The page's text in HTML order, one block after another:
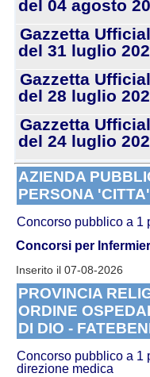
del 04 agosto
Gazzetta
del 31 luglio
Gazzetta
del 28 luglio
Gazzetta
del 24 luglio
AZIENDA
PERSONA
Concorso pubblico a 1
Concorsi per
Inserito il 07-08-2026
PROVINCIA
ORDINE
DI DIO -
Concorso pubblico a 1
direzione medica